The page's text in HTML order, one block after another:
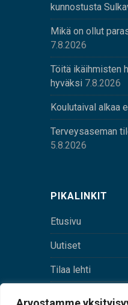
kunnostusta
Mikä on ollut
7.8.2026
Töitä ikäihmisten
hyväksi 7.8.2026
Koulutaival alkaa
Terveysaseman
5.8.2026
PIKALINKIT
Etusivu
Uutiset
Tilaa lehti